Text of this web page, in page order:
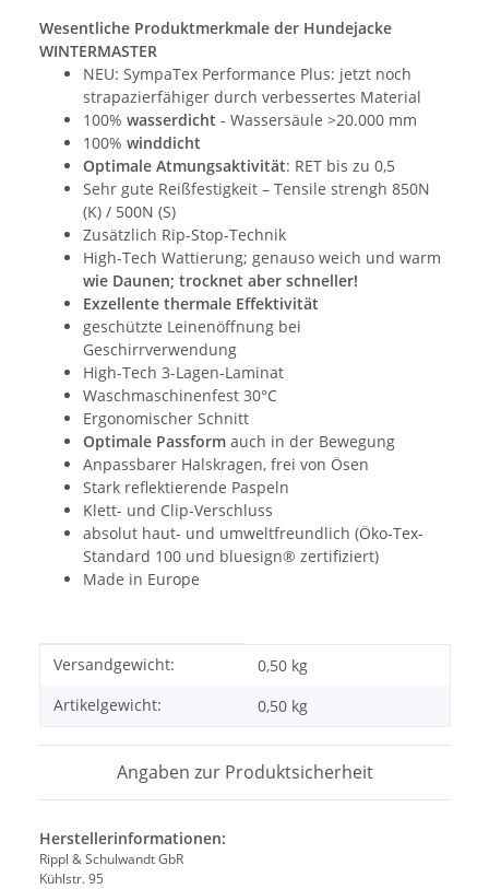
Wesentliche Produktmerkmale der Hundejacke
WINTERMASTER
NEU: SympaTex Performance Plus: jetzt noch
strapazierfähiger durch verbessertes Material
100% wasserdicht - Wassersäule >20.000 mm
100% winddicht
Optimale Atmungsaktivität: RET bis zu 0,5
Sehr gute Reißfestigkeit – Tensile strengh 850N
(K) / 500N (S)
Zusätzlich Rip-Stop-Technik
High-Tech Wattierung; genauso weich und warm
wie Daunen; trocknet aber schneller!
Exzellente thermale Effektivität
geschützte Leinenöffnung bei
Geschirrverwendung
High-Tech 3-Lagen-Laminat
Waschmaschinenfest 30°C
Ergonomischer Schnitt
Optimale Passform auch in der Bewegung
Anpassbarer Halskragen, frei von Ösen
Stark reflektierende Paspeln
Klett- und Clip-Verschluss
absolut haut- und umweltfreundlich (Öko-Tex-
Standard 100 und bluesign® zertifiziert)
Made in Europe
Produkteigenschaft
Wert
Versandgewicht:
0,50 kg
Artikelgewicht:
0,50 kg
Angaben zur Produktsicherheit
Herstellerinformationen:
Rippl & Schulwandt GbR
Kühlstr. 95